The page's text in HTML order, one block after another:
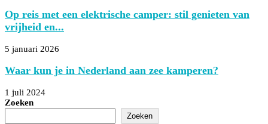
Op reis met een elektrische camper: stil genieten van
vrijheid en...
5 januari 2026
Waar kun je in Nederland aan zee kamperen?
1 juli 2024
Zoeken
Zoeken